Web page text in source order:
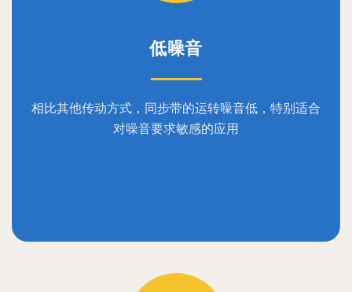
低噪音
相比其他传动方式，同步带的运转噪音低，特别适合
对噪音要求敏感的应用